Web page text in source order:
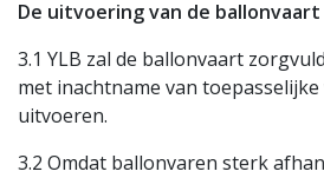
De uitvoering van de ballonvaart
3.1 YLB zal de ballonvaart
met inachtname van
uitvoeren.
3.2 Omdat ballonvaren sterk